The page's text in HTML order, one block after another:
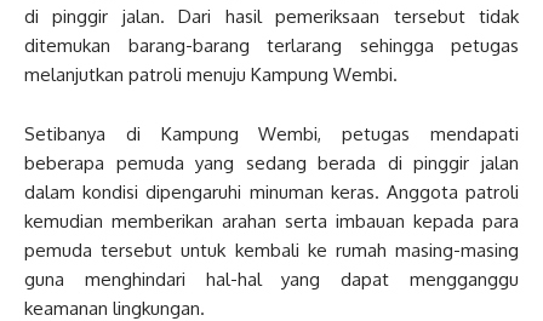
di pinggir jalan. Dari hasil pemeriksaan tersebut tidak
ditemukan barang-barang terlarang sehingga petugas
melanjutkan patroli menuju Kampung Wembi.
Setibanya di Kampung Wembi, petugas mendapati
beberapa pemuda yang sedang berada di pinggir jalan
dalam kondisi dipengaruhi minuman keras. Anggota patroli
kemudian memberikan arahan serta imbauan kepada para
pemuda tersebut untuk kembali ke rumah masing-masing
guna menghindari hal-hal yang dapat mengganggu
keamanan lingkungan.